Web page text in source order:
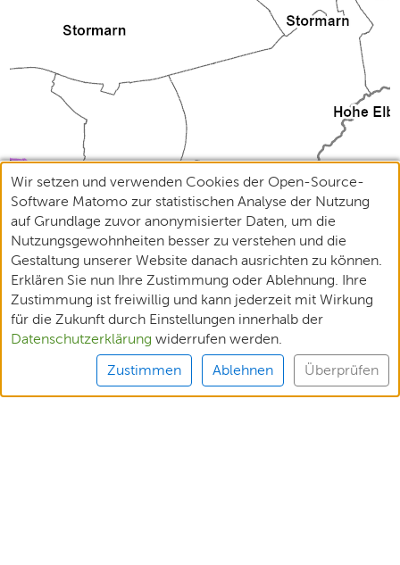
Wir setzen und verwenden Cookies der Open-Source-
Software Matomo zur statistischen Analyse der Nutzung
auf Grundlage zuvor anonymisierter Daten, um die
Nutzungsgewohnheiten besser zu verstehen und die
Gestaltung unserer Website danach ausrichten zu können.
Erklären Sie nun Ihre Zustimmung oder Ablehnung. Ihre
Zustimmung ist freiwillig und kann jederzeit mit Wirkung
für die Zukunft durch Einstellungen innerhalb der
Datenschutzerklärung widerrufen werden.
Zustimmen Ablehnen Überprüfen